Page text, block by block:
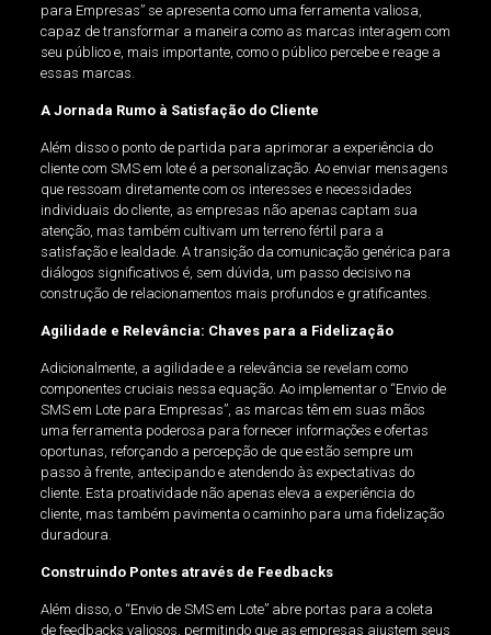
para Empresas” se apresenta como uma ferramenta valiosa,
capaz de transformar a maneira como as marcas interagem com
seu público e, mais importante, como o público percebe e reage a
essas marcas.
A Jornada Rumo à Satisfação do Cliente
Além disso o ponto de partida para aprimorar a experiência do
cliente com SMS em lote é a personalização. Ao enviar mensagens
que ressoam diretamente com os interesses e necessidades
individuais do cliente, as empresas não apenas captam sua
atenção, mas também cultivam um terreno fértil para a
satisfação e lealdade. A transição da comunicação genérica para
diálogos significativos é, sem dúvida, um passo decisivo na
construção de relacionamentos mais profundos e gratificantes.
Agilidade e Relevância: Chaves para a Fidelização
Adicionalmente, a agilidade e a relevância se revelam como
componentes cruciais nessa equação. Ao implementar o “Envio de
SMS em Lote para Empresas”, as marcas têm em suas mãos
uma ferramenta poderosa para fornecer informações e ofertas
oportunas, reforçando a percepção de que estão sempre um
passo à frente, antecipando e atendendo às expectativas do
cliente. Esta proatividade não apenas eleva a experiência do
cliente, mas também pavimenta o caminho para uma fidelização
duradoura.
Construindo Pontes através de Feedbacks
Além disso, o “Envio de SMS em Lote” abre portas para a coleta
de feedbacks valiosos, permitindo que as empresas ajustem seus